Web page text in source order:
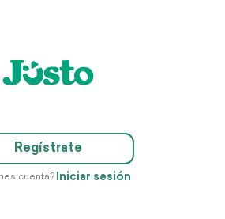
Regístrate
cuenta? Iniciar sesión